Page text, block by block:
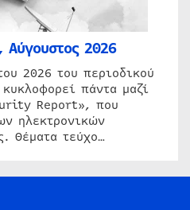
2026
2026 του περιοδικού
πάντα μαζί
Report», που
ηλεκτρονικών
Θέματα τεύχο…